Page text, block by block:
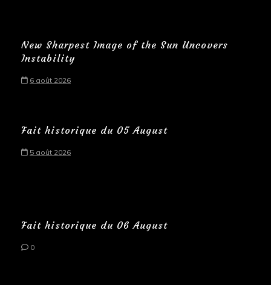
New Sharpest Image of the Sun Uncovers
Instability
6 août 2026
Fait historique du 05 August
5 août 2026
Fait historique du 06 August
0